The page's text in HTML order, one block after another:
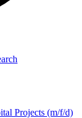
Projects (m/f/d)